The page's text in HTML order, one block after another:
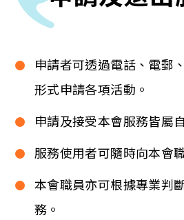
申請者可透過電話、電郵
形式申請各項活動。
申請及接受本會服務皆屬
服務使用者可隨時向本會
本會職員亦可根據專業判
務。